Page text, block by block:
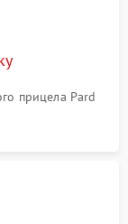
прицела Pard